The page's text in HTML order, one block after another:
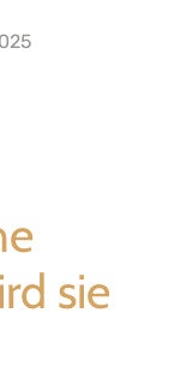
sie